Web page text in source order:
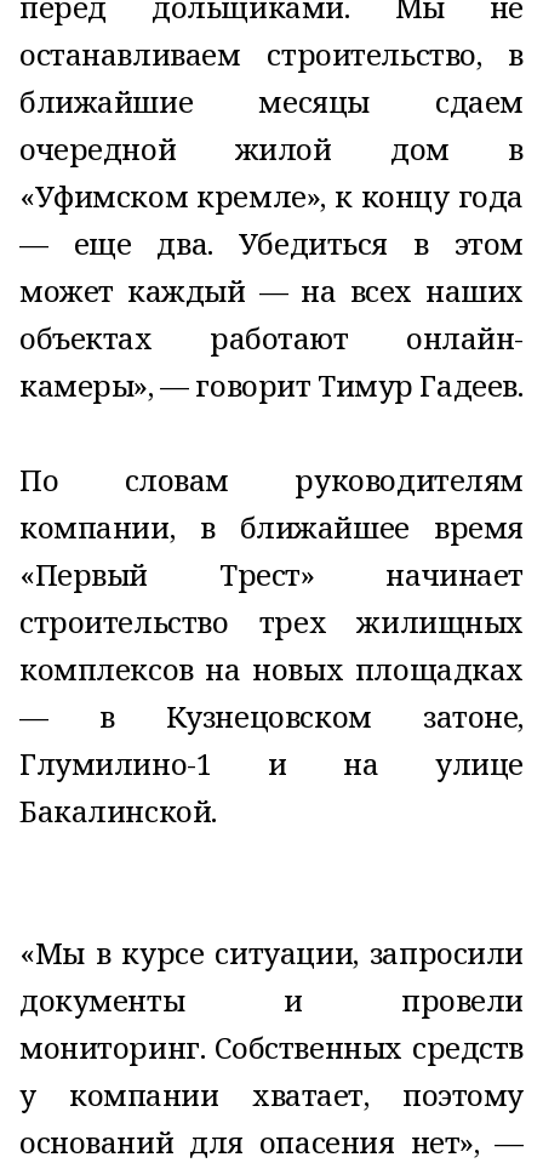
останавливаем строительство, в
ближайшие месяцы сдаем
очередной жилой дом в
«Уфимском кремле», к концу года
— еще два. Убедиться в этом
может каждый — на всех наших
объектах работают онлайн-
камеры», — говорит Тимур Гадеев.
По словам руководителям
компании, в ближайшее время
«Первый Трест» начинает
строительство трех жилищных
комплексов на новых площадках
— в Кузнецовском затоне,
Глумилино-1 и на улице
Бакалинской.
«Мы в курсе ситуации, запросили
документы и провели
мониторинг. Собственных средств
у компании хватает, поэтому
оснований для опасения нет», —